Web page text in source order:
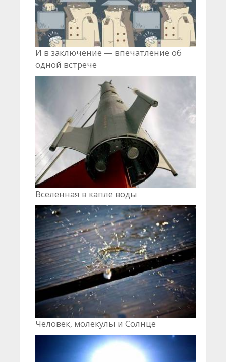
И в заключение — впечатление об
одной встрече
Вселенная в капле воды
Человек, молекулы и Cолнце